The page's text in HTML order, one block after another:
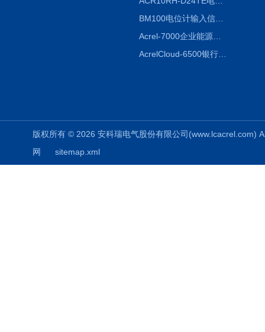
BM100电位计输入信号隔离器
Acrel-7000企业能源管控平台
AcrelCloud-6500银行业安全用电能耗云平台
版权所有 © 2026 安科瑞电气股份有限公司
网
sitemap.xml